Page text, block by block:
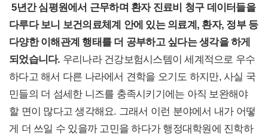
5년간 심평원에서 근무하며 환자 진료비 청구 데이터들을
다루다 보니 보건의료체계 안에 있는 의료계, 환자, 정부 등
다양한 이해관계 행태를 더 공부하고 싶다는 생각을 하게
되었습니다. 우리나라 건강보험시스템이 세계적으로 우수
하다고 해서 다른 나라에서 견학을 오기도 하지만, 사실 국
민들의 더 섬세한 니즈를 충족시키기에는 아직 보완해야
할 면이 많다고 생각해요. 그래서 이런 분야에서 내가 어떻
게 더 쓰일 수 있을까 고민을 하다가 행정대학원에 진학하